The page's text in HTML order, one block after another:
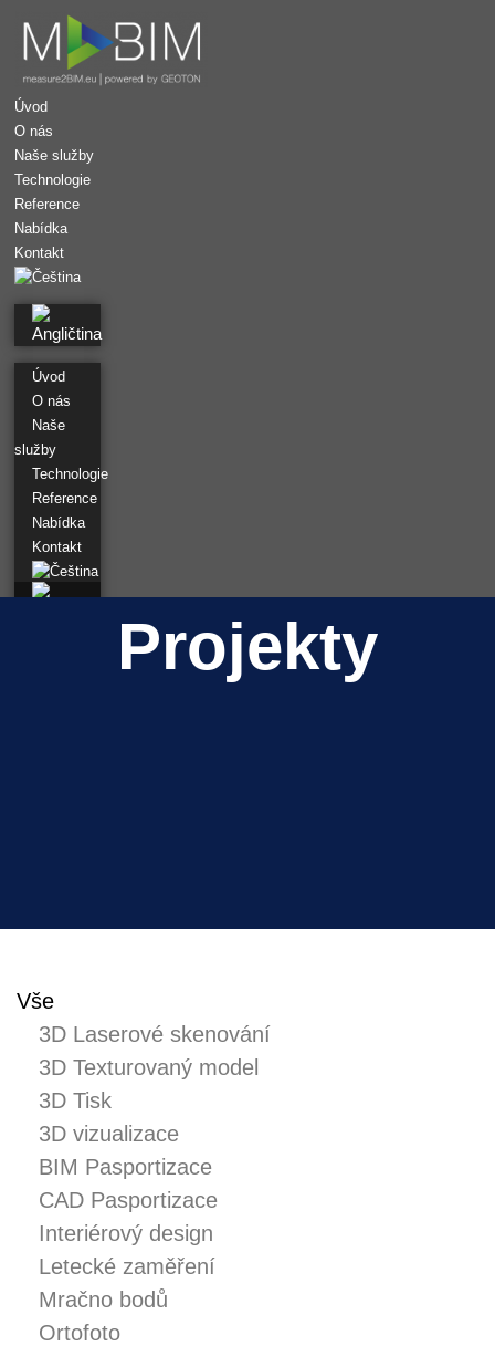
Hotel Zámeček
Laserové skenování
Červenec 2021
Listopad 2020
Úvod
O nás
Naše služby
Technologie
Reference
Nabídka
Kontakt
Úvod
O nás
Naše
služby
Technologie
Reference
Nabídka
Kontakt
Projekty
Vše
3D Laserové skenování
3D Texturovaný model
3D Tisk
3D vizualizace
BIM Pasportizace
CAD Pasportizace
Interiérový design
Letecké zaměření
Mračno bodů
Ortofoto